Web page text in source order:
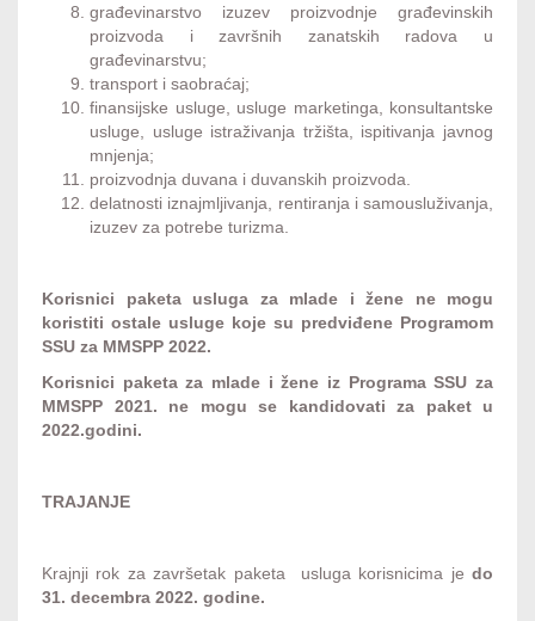
građevinarstvo izuzev proizvodnje građevinskih
proizvoda i završnih zanatskih radova u
građevinarstvu;
transport i saobraćaj;
finansijske usluge, usluge marketinga, konsultantske
usluge, usluge istraživanja tržišta, ispitivanja javnog
mnjenja;
proizvodnja duvana i duvanskih proizvoda.
delatnosti iznajmljivanja, rentiranja i samousluživanja,
izuzev za potrebe turizma.
Korisnici paketa usluga za mlade i žene ne mogu
koristiti ostale usluge koje su predviđene Programom
SSU za MMSPP 2022.
Korisnici paketa za mlade i žene iz Programa SSU za
MMSPP 2021. ne mogu se kandidovati za paket u
2022.godini.
TRAJANJE
Krajnji rok za završetak paketa usluga korisnicima je do
31. decembra 2022. godine.